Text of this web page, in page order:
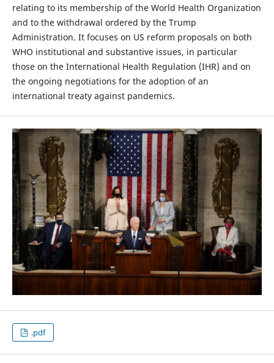
relating to its membership of the World Health Organization
and to the withdrawal ordered by the Trump
Administration. It focuses on US reform proposals on both
WHO institutional and substantive issues, in particular
those on the International Health Regulation (IHR) and on
the ongoing negotiations for the adoption of an
international treaty against pandemics.
.pdf